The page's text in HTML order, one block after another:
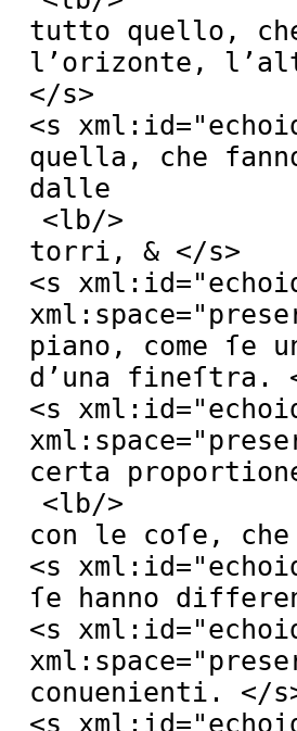
tutto quello,
l’orizonte,
</s>
<s xml:id="
quella, che
dalle
<lb/>
torri, & </s>
<s xml:id="
xml:space="
piano, come ſe
d’una fineſtra.
<s xml:id="
xml:space="
certa
<lb/>
con le coſe,
<s xml:id="
ſe hanno
<s xml:id="
xml:space="
conuenienti. </s
<s xml:id="